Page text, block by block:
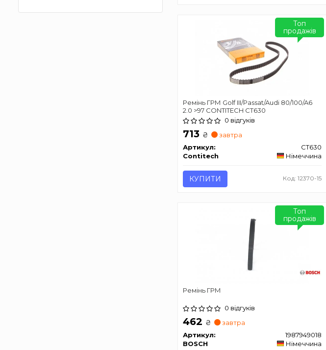
Ремінь ГРМ Golf III/Passat/Audi 80/100/A6
2.0 >97 CONTITECH CT630
0 відгуків
713 ₴
завтра
Артикул:
CT630
Contitech
Німеччина
КУПИТИ Код: 12370-15
Топ
продажів
Ремінь ГРМ
0 відгуків
462 ₴
завтра
Артикул:
1987949018
BOSCH
Німеччина
Топ
продажів